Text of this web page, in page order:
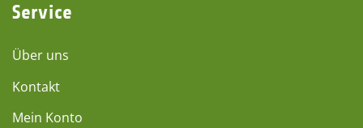
Service
Über uns
Kontakt
Mein Konto